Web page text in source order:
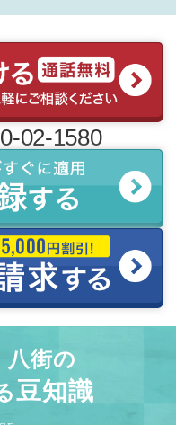
02-1580
八街の
豆知識